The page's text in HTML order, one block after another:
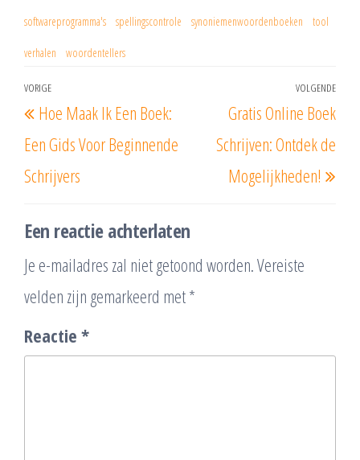
softwareprogramma's spellingscontrole synoniemenwoordenboeken tool
verhalen woordentellers
Berichtnavigatie
Vorig
bericht
VORIGE
Hoe Maak Ik Een Boek:
Een Gids Voor Beginnende
Schrijvers
VOLGENDE
Gratis Online Boek
Schrijven: Ontdek de
Mogelijkheden!
Een reactie achterlaten
Je e-mailadres zal niet getoond worden.Vereiste
velden zijn gemarkeerd met*
Reactie *